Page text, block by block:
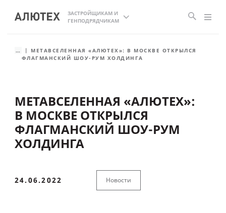
ЗАСТРОЙЩИКАМ И
ГЕНПОДРЯДЧИКАМ
...
МЕТАВСЕЛЕННАЯ «АЛЮТЕХ»: В МОСКВЕ ОТКРЫЛСЯ
ФЛАГМАНСКИЙ ШОУ-РУМ ХОЛДИНГА
МЕТАВСЕЛЕННАЯ «АЛЮТЕХ»:
В МОСКВЕ ОТКРЫЛСЯ
ФЛАГМАНСКИЙ ШОУ-РУМ
ХОЛДИНГА
24.06.2022 Новости